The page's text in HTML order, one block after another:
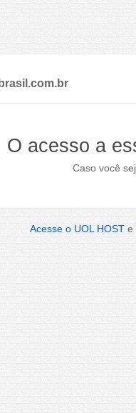
O acesso a
Caso você
Acesse o UOL HOST e